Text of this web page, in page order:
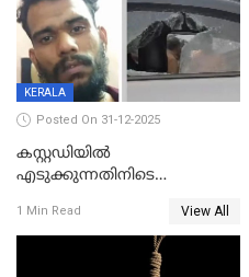
KERALA
Posted On 31-12-2025
കസ്റ്റഡിയിൽ
എടുക്കുന്നതിനിടെ
വധശ്രമക്കേസ് പ്രതി പിടിയിൽ
1 Min Read View All